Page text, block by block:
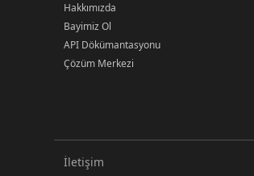
Hakkımızda
Bayimiz Ol
API Dökümantasyonu
Çözüm Merkezi
İletişim